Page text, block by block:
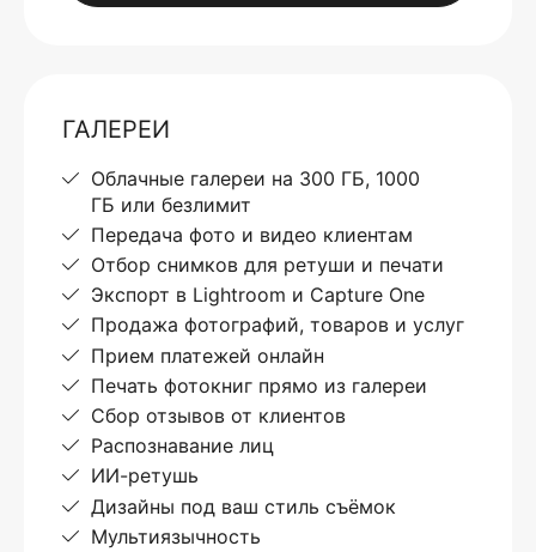
ГАЛЕРЕИ
Облачные галереи на 300 ГБ, 1000
ГБ или безлимит
Передача фото и видео клиентам
Отбор снимков для ретуши и печати
Экспорт в Lightroom и Capture One
Продажа фотографий, товаров и услуг
Прием платежей онлайн
Печать фотокниг прямо из галереи
Сбор отзывов от клиентов
Распознавание лиц
ИИ-ретушь
Дизайны под ваш стиль съёмок
Мультиязычность